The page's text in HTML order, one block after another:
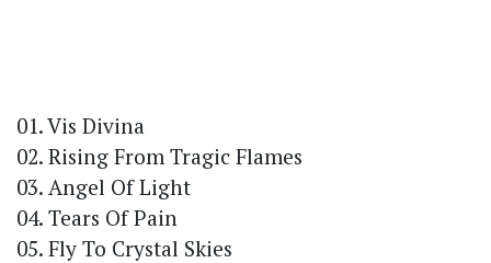
01. Vis Divina
02. Rising From Tragic Flames
03. Angel Of Light
04. Tears Of Pain
05. Fly To Crystal Skies